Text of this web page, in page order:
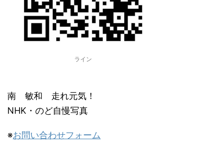
ライン
南 敏和 走れ元気！
NHK・のど自慢写真
※お問い合わせフォーム